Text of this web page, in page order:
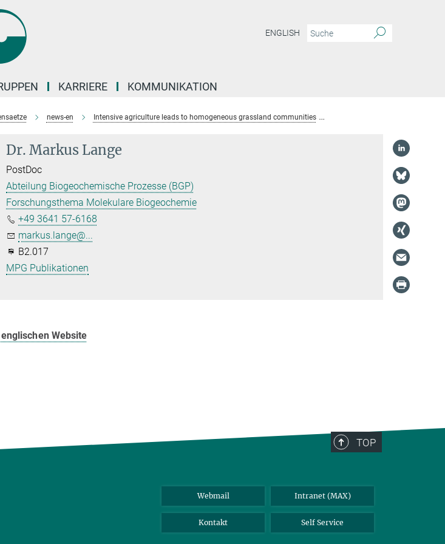
ENGLISH
KARRIERE KOMMUNIKATION
news-en Intensive agriculture leads to homogeneous grassland communities
Dr. Markus Lange
PostDoc
Abteilung Biogeochemische Prozesse (BGP)
Forschungsthema Molekulare Biogeochemie
+49 3641 57-6168
markus.lange@...
B2.017
MPG Publikationen
englischen Website
TOP
Webmail Intranet (MAX)
Kontakt Self Service